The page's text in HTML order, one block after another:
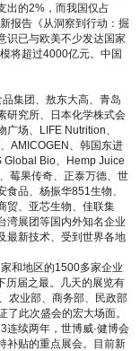
出的2%，而我国仅占
报告《从洞察到行动：掘
识已与欧美不少发达国家
将超过4000亿元。中国
集团、敖东大高、青岛
研究所、日本化学株式会
场、LIFE Nutrition、
AMICOGEN、韩国东进
Global Bio、Hemp Juice
莓果传奇、正泰万德、世
品、杨振华851生物、
贸、亚芯生物、佳联集
湾展团等国内外知名企业
最新技术、受到世界各地
和地区的1500多家企业
历届之最。几天的展览有
农业部、商务部、民政部
此次盛会的宏大场面。
续两年，世博威·健博会
补贴的重点展会。目前新